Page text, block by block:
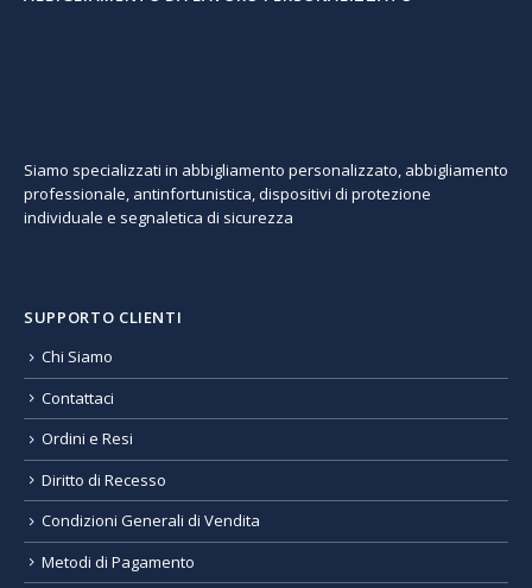
Siamo specializzati in abbigliamento personalizzato, abbigliamento
professionale, antinfortunistica, dispositivi di protezione
individuale e segnaletica di sicurezza
SUPPORTO CLIENTI
Chi Siamo
Contattaci
Ordini e Resi
Diritto di Recesso
Condizioni Generali di Vendita
Metodi di Pagamento